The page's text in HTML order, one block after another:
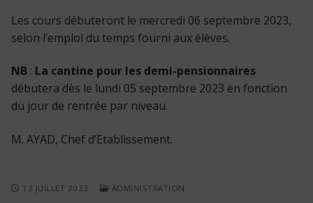
Les cours débuteront le mercredi 06 septembre 2023,
selon l’emploi du temps fourni aux élèves.
NB : La cantine pour les demi-pensionnaires
débutera dès le lundi 05 septembre 2023 en fonction
du jour de rentrée par niveau.
M. AYAD, Chef d’Etablissement.
12 JUILLET 2023 ADMINISTRATION